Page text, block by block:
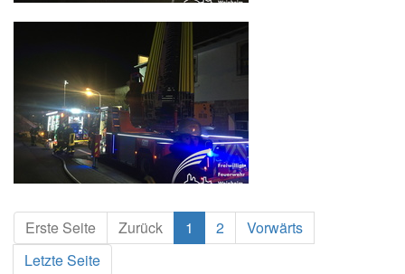
Erste Seite Zurück 1 2
Vorwärts
Letzte Seite